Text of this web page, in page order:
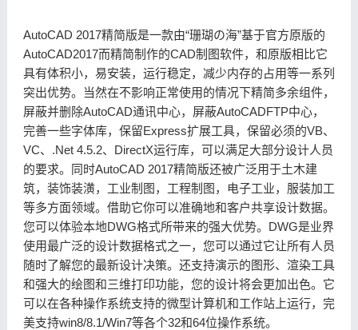
AutoCAD 2017精简版是一款由“珊瑚の海”基于官方原版的
AutoCAD2017而精简制作的CAD制图软件，和原版相比它
具有体积小，易安装，运行稳定，减少内存的占用等一系列
突出优势。当然在不影响正常使用的情况下精简多余组件，
屏蔽并删除AutoCAD通讯中心，屏蔽AutoCADFTP中心，
完善一些字体库，保留Express扩展工具，保留必须的VB、
VC、.Net 4.5.2、DirectX运行库，可以满足大部分设计人员
的要求。同时AutoCAD 2017精简版还被广泛用于土木建
筑，装饰装潢，工业制图，工程制图，电子工业，服装加工
等多方面领域。借助它你可以准确地和客户共享设计数据。
您可以体验本地DWG格式所带来的强大优势。DWG是业界
使用最广泛的设计数据格式之一，您可以通过它让所有人员
随时了解您的最新设计决策。还支持演示的图形、渲染工具
和强大的绘图和三维打印功能，您的设计将会更加出色。它
可以在各种操作系统支持的微型计算机和工作站上运行，完
美支持win8/8.1/Win7等各个32和64位操作系统。